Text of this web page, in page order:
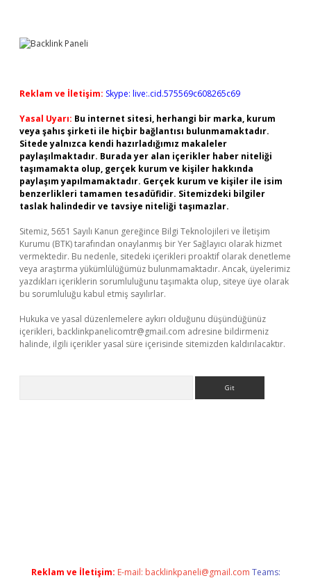
Reklam ve İletişim: Skype: live:.cid.575569c608265c69
Yasal Uyarı: Bu internet sitesi, herhangi bir marka, kurum
veya şahıs şirketi ile hiçbir bağlantısı bulunmamaktadır.
Sitede yalnızca kendi hazırladığımız makaleler
paylaşılmaktadır. Burada yer alan içerikler haber niteliği
taşımamakta olup, gerçek kurum ve kişiler hakkında
paylaşım yapılmamaktadır. Gerçek kurum ve kişiler ile isim
benzerlikleri tamamen tesadüfidir. Sitemizdeki bilgiler
taslak halindedir ve tavsiye niteliği taşımazlar.
Sitemiz, 5651 Sayılı Kanun gereğince Bilgi Teknolojileri ve İletişim
Kurumu (BTK) tarafından onaylanmış bir Yer Sağlayıcı olarak hizmet
vermektedir. Bu nedenle, sitedeki içerikleri proaktif olarak denetleme
veya araştırma yükümlülüğümüz bulunmamaktadır. Ancak, üyelerimiz
yazdıkları içeriklerin sorumluluğunu taşımakta olup, siteye üye olarak
bu sorumluluğu kabul etmiş sayılırlar.
Hukuka ve yasal düzenlemelere aykırı olduğunu düşündüğünüz
içerikleri, backlinkpanelicomtr@gmail.com adresine bildirmeniz
halinde, ilgili içerikler yasal süre içerisinde sitemizden kaldırılacaktır.
Reklam ve İletişim: E-mail: backlinkpaneli@gmail.com Teams: